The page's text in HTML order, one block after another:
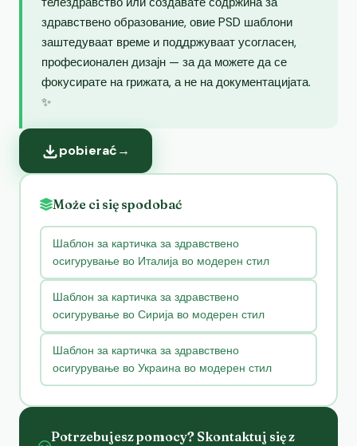
здравствено образование, овие PSD шаблони
заштедуваат време и поддржуваат усогласен,
професионален дизајн — за да можете да се
фокусирате на грижата, а не на документацијата.
✨
pobierać→
Może ci się spodobać
Шаблон за картичка за здравствено
осигурување во Италија во модерен стил
Шаблон за картичка за здравствено
осигурување во Сирија во модерен стил
Шаблон за картичка за здравствено
осигурување во Украина во модерен стил
Potrzebujesz pomocy? Skontaktuj się z